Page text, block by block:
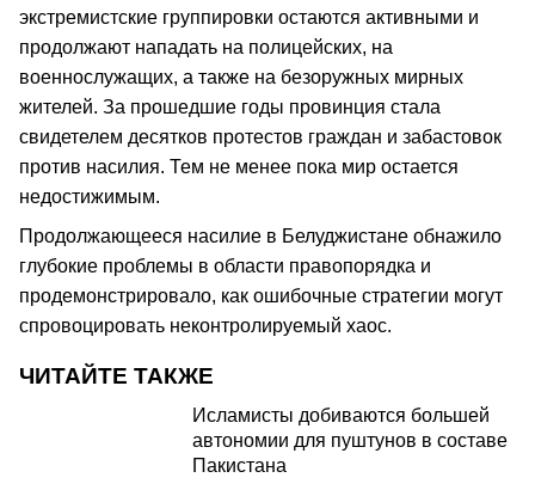
экстремистские группировки остаются активными и
продолжают нападать на полицейских, на
военнослужащих, а также на безоружных мирных
жителей. За прошедшие годы провинция стала
свидетелем десятков протестов граждан и забастовок
против насилия. Тем не менее пока мир остается
недостижимым.
Продолжающееся насилие в Белуджистане обнажило
глубокие проблемы в области правопорядка и
продемонстрировало, как ошибочные стратегии могут
спровоцировать неконтролируемый хаос.
ЧИТАЙТЕ ТАКЖЕ
Исламисты добиваются большей
автономии для пуштунов в составе
Пакистана